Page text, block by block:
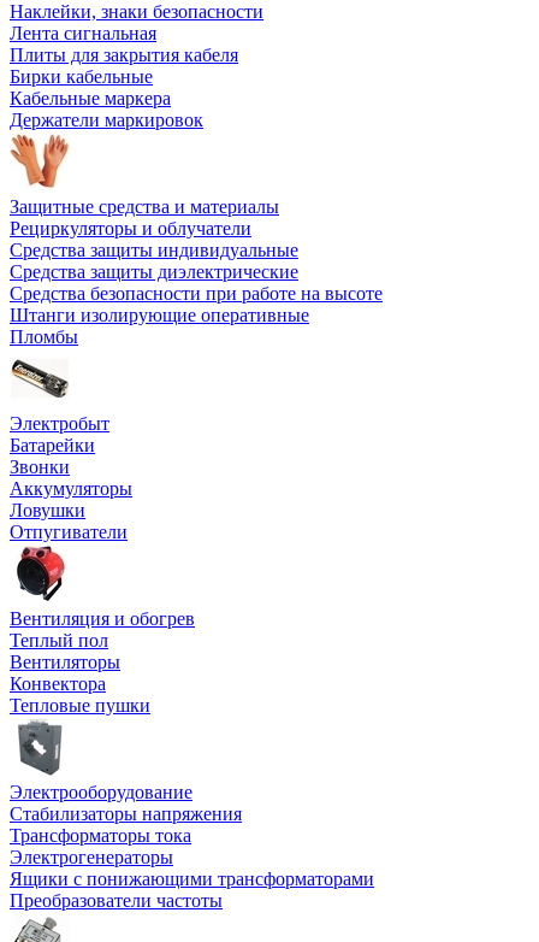
Наклейки, знаки безопасности
Лента сигнальная
Плиты для закрытия кабеля
Бирки кабельные
Кабельные маркера
Держатели маркировок
Защитные средства и материалы
Рециркуляторы и облучатели
Средства защиты индивидуальные
Средства защиты диэлектрические
Средства безопасности при работе на высоте
Штанги изолирующие оперативные
Пломбы
Электробыт
Батарейки
Звонки
Аккумуляторы
Ловушки
Отпугиватели
Вентиляция и обогрев
Теплый пол
Вентиляторы
Конвектора
Тепловые пушки
Электрооборудование
Стабилизаторы напряжения
Трансформаторы тока
Электрогенераторы
Ящики с понижающими трансформаторами
Преобразователи частоты